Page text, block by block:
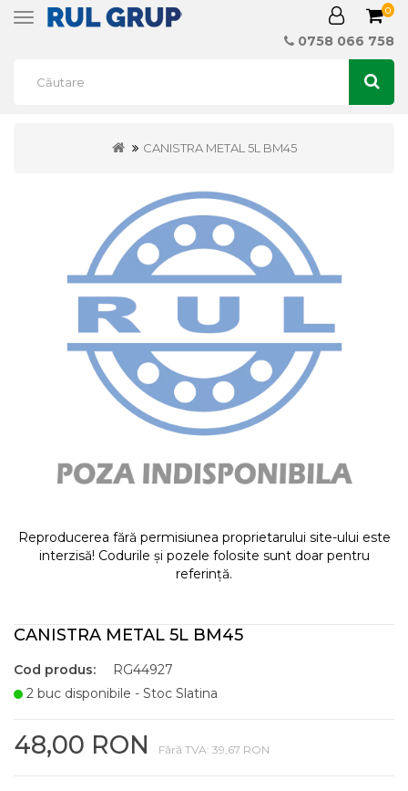
Toggle
0
0758 066 758
CANISTRA METAL 5L BM45
Reproducerea fără permisiunea proprietarului site-ului este
interzisă! Codurile și pozele folosite sunt doar pentru
referință.
CANISTRA METAL 5L BM45
Cod produs:
RG44927
2 buc disponibile - Stoc Slatina
48,00 RON Fără TVA: 39,67 RON